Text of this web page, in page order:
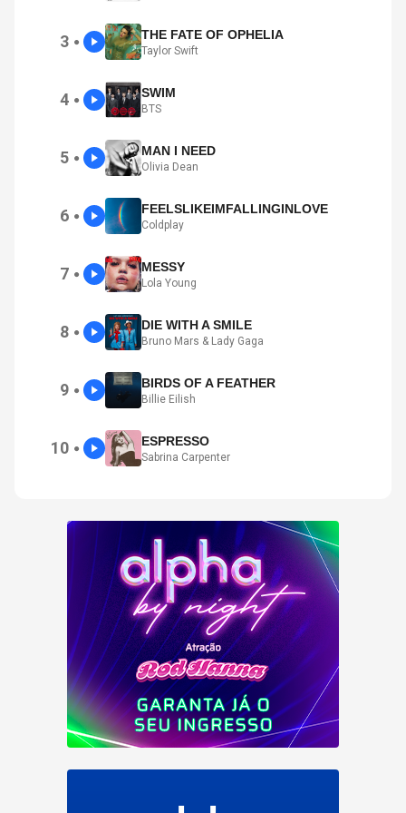
3 ● THE FATE OF OPHELIA
Taylor Swift
4 ● SWIM
BTS
5 ● MAN I NEED
Olivia Dean
6 ● FEELSLIKEIMFALLINGINLOVE
Coldplay
7 ● MESSY
Lola Young
8 ● DIE WITH A SMILE
Bruno Mars & Lady Gaga
9 ● BIRDS OF A FEATHER
Billie Eilish
10 ● ESPRESSO
Sabrina Carpenter